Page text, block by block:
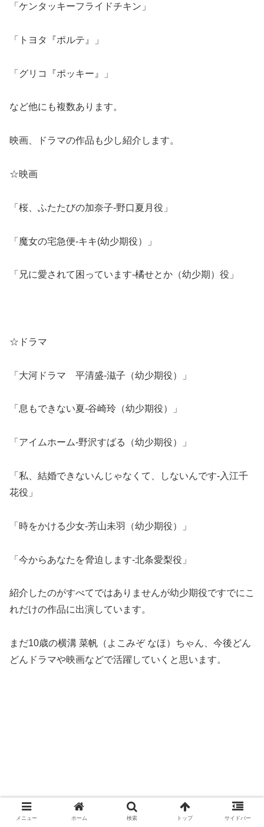
「ケンタッキーフライドチキン」
「トヨタ『ポルテ』」
「グリコ『ポッキー』」
など他にも複数あります。
映画、ドラマの作品も少し紹介します。
☆映画
「桜、ふたたびの加奈子-野口夏月役」
「魔女の宅急便-キキ(幼少期役）」
「兄に愛されて困っています-橘せとか（幼少期）役」
☆ドラマ
「大河ドラマ 平清盛-滋子（幼少期役）」
「息もできない夏-谷崎玲（幼少期役）」
「アイムホーム-野沢すばる（幼少期役）」
「私、結婚できないんじゃなくて、しないんです-入江千
花役」
「時をかける少女-芳山未羽（幼少期役）」
「今からあなたを脅迫します-北条愛梨役」
紹介したのがすべてではありませんが幼少期役ですでにこ
れだけの作品に出演しています。
まだ10歳の横溝 菜帆（よこみぞ なほ）ちゃん、今後どん
どんドラマや映画などで活躍していくと思います。
メニュー ホーム 検索 トップ サイドバー